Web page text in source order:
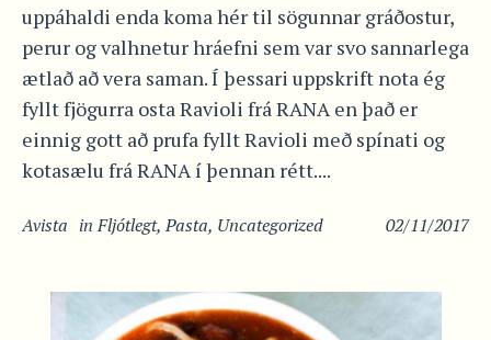
uppáhaldi enda koma hér til sögunnar gráðostur,
perur og valhnetur hráefni sem var svo sannarlega
ætlað að vera saman. Í þessari uppskrift nota ég
fyllt fjögurra osta Ravioli frá RANA en það er
einnig gott að prufa fyllt Ravioli með spínati og
kotasælu frá RANA í þennan rétt....
02/11/2017
Avista inFljótlegt,Pasta, Uncategorized